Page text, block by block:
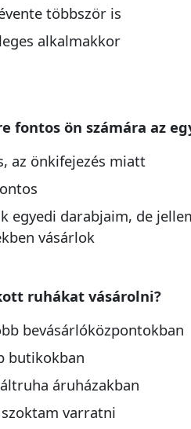
többször is
alkalmakkor
fontos ön számára az
az önkifejezés miatt
egyedi darabjaim, de
vásárlok
ruhákat vásárolni?
bevásárlóközpontokban
butikokban
áruházakban
varratni